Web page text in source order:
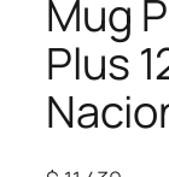
Mug
Plus